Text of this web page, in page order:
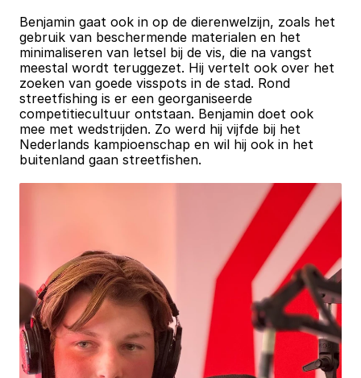
Benjamin gaat ook in op de dierenwelzijn, zoals het
gebruik van beschermende materialen en het
minimaliseren van letsel bij de vis, die na vangst
meestal wordt teruggezet. Hij vertelt ook over het
zoeken van goede visspots in de stad. Rond
streetfishing is er een georganiseerde
competitiecultuur ontstaan. Benjamin doet ook
mee met wedstrijden. Zo werd hij vijfde bij het
Nederlands kampioenschap en wil hij ook in het
buitenland gaan streetfishen.